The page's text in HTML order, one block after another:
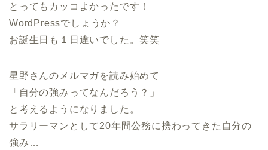
とってもカッコよかったです！
WordPressでしょうか？
お誕生日も１日違いでした。笑笑
星野さんのメルマガを読み始めて
「自分の強みってなんだろう？」
と考えるようになりました。
サラリーマンとして20年間公務に携わってきた自分の
強み…